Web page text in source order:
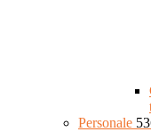
Personale